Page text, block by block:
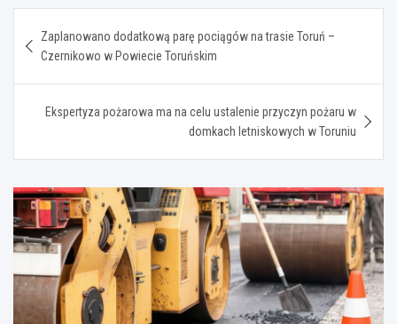
wpisu
Zaplanowano dodatkową parę pociągów na trasie Toruń –
Czernikowo w Powiecie Toruńskim
Ekspertyza pożarowa ma na celu ustalenie przyczyn pożaru w
domkach letniskowych w Toruniu